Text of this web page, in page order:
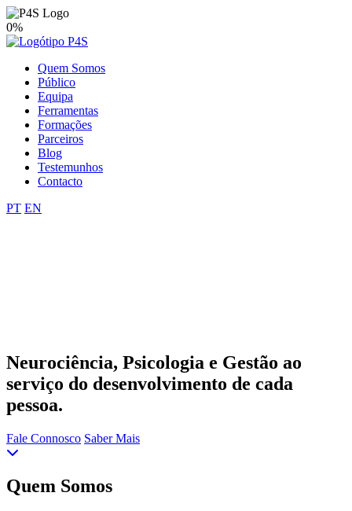
0%
Quem Somos
Público
Equipa
Ferramentas
Formações
Parceiros
Blog
Testemunhos
Contacto
PT EN
Neurociência, Psicologia e Gestão ao
serviço do desenvolvimento de cada
pessoa.
Fale Connosco Saber Mais
Quem Somos